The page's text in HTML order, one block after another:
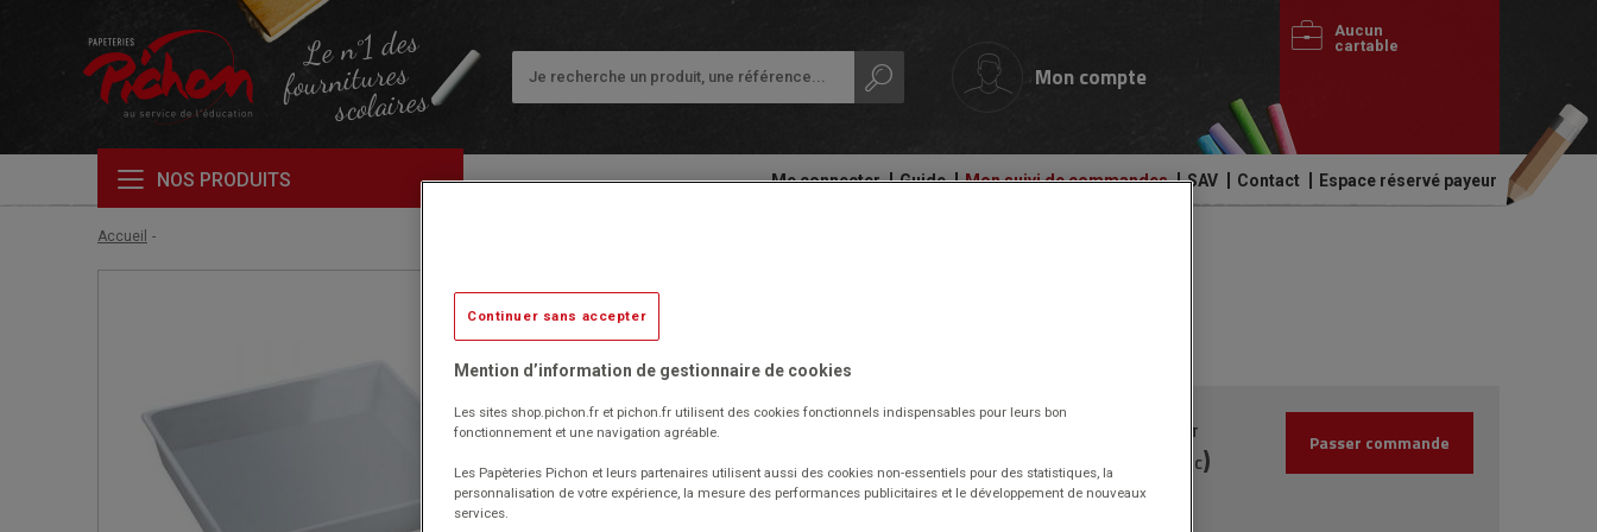
Le n°1 des
fournitures
scolaires
Mon compte
Aucun
cartable
NOS PRODUITS
Audiovisuel,
et
bureautique
Cahiers
et
Ecriture
Ergonomie
classe
Protection
documents
Me connecter Guide Mon suivi de commandes SAV Contact Espace réservé payeur
Accueil
Bac multi-usage - Plat - H 7,5 cm Blanc
Livré par notre fournisseur
Code EAN : 8054757154273
(Produit ni repris, ni échangé)
Résistant aux acides, graisses et solvants.
Bac à l'hygiène optimale, contact non toxique.
HT
(12.66€ TTC) Passer commande
Continuer sans accepter
Mention d’information de gestionnaire de cookies
Les sites shop.pichon.fr et pichon.fr utilisent des cookies fonctionnels indispensables pour leurs bon
fonctionnement et une navigation agréable.
Les Papèteries Pichon et leurs partenaires utilisent aussi des cookies non-essentiels pour des statistiques, la
personnalisation de votre expérience, la mesure des performances publicitaires et le développement de nouveaux
services.